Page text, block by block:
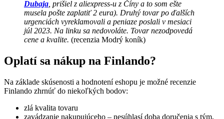
Dubaja , prišiel z aliexpress-u z Číny a to som ešte
musela pošte zaplatiť 2 eura). Druhý tovar po ďalších
urgenciách vyreklamovali a peniaze poslali v mesiaci
júl 2023. Na linku sa nedovoláte. Tovar nezodpovedá
cene a kvalite. (recenzia Modrý koník)
Oplatí sa nákup na Finlando?
Na základe skúsenosti a hodnotení eshopu je možné recenzie
Finlando zhrnúť do niekoľkých bodov:
zlá kvalita tovaru
zavádzanie nakupujúceho – nesúhlasí doba doručenia s tým,